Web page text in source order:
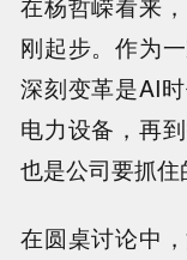
刚起步。作为
深刻变革是AI
电力设备，再
也是公司要抓住
在圆桌讨论中